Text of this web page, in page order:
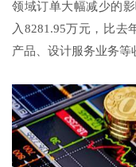
领域订单大幅减少的
入8281.95万元，比去
产品、设计服务业务等